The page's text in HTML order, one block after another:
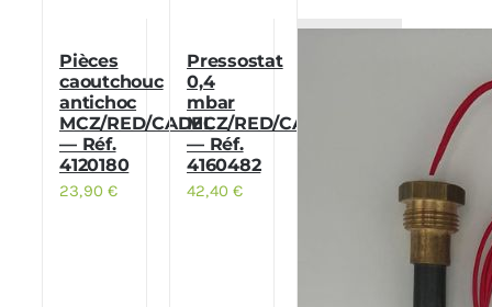
Pièces
caoutchouc
antichoc
MCZ/RED/CADEL
— Réf.
4120180
23,90€
Pressostat
0,4
mbar
MCZ/RED/CADEL
— Réf.
4160482
42,40€